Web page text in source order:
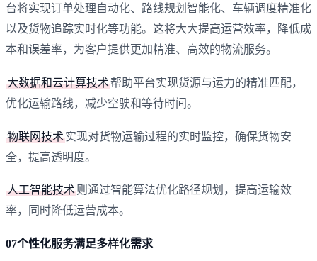
台将实现订单处理自动化、路线规划智能化、车辆调度精准化
以及货物追踪实时化等功能。这将大大提高运营效率，降低成
本和误差率，为客户提供更加精准、高效的物流服务。
大数据和云计算技术帮助平台实现货源与运力的精准匹配，‌
优化运输路线，‌减少空驶和等待时间。‌
物联网技术实现对货物运输过程的实时监控，‌确保货物安
全，‌提高透明度。‌
人工智能技术则通过智能算法优化路径规划，‌提高运输效
率，‌同时降低运营成本。‌
07个性化服务满足多样化需求